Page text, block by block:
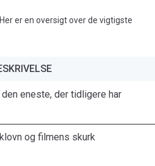
er en oversigt over de vigtigste
eneste, der tidligere har
og filmens skurk